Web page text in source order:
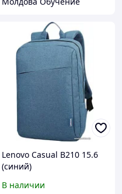
Lenovo Casual B210 15.6
(синий)
В наличии